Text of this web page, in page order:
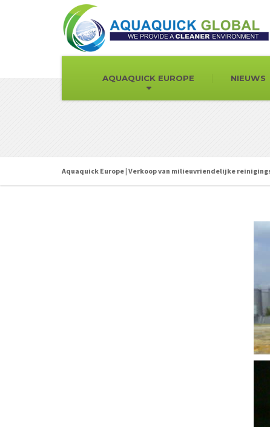
AQUAQUICK EUROPE NIEUWS
Aquaquick Europe | Verkoop van milieuvriendelijke